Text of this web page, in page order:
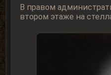
В правом
втором этаже на